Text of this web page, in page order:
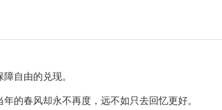
自由的兑现。
的春风却永不再度，远不如只去回忆更好。